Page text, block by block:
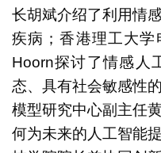
长胡斌介绍了利用情
疾病；香港理工大学
Hoorn探讨了情感人
态、具有社会敏感性
模型研究中心副主任
何为未来的人工智能